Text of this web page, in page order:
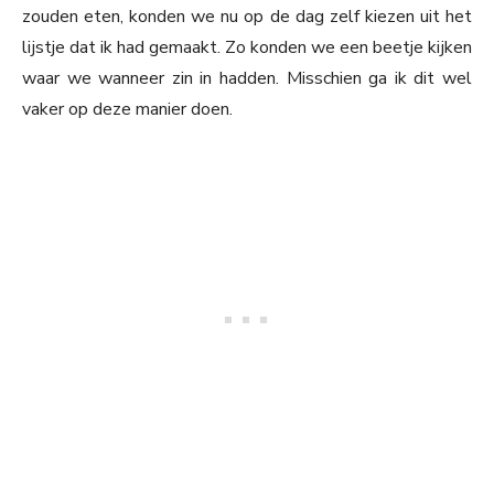
zouden eten, konden we nu op de dag zelf kiezen uit het
lijstje dat ik had gemaakt. Zo konden we een beetje kijken
waar we wanneer zin in hadden. Misschien ga ik dit wel
vaker op deze manier doen.